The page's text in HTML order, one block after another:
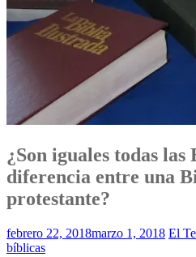
¿Son iguales todas
diferencia entre una
protestante?
febrero 22, 2018marzo 1, 2018 El
bíblicas